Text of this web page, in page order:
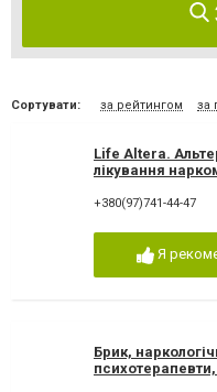
Сортувати: за рейтингом за
Life Altera.
лікування
+380(97)741-44-47
Я
Брик,
психотерапевти,